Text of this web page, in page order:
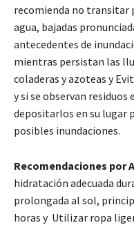
recomienda no transitar
agua, bajadas
antecedentes de
mientras persistan las
coladeras y azoteas y
y si se observan
depositarlos en su lugar
posibles inundaciones.
Recomendaciones por
hidratación adecuada
prolongada al sol,
horas y Utilizar ropa